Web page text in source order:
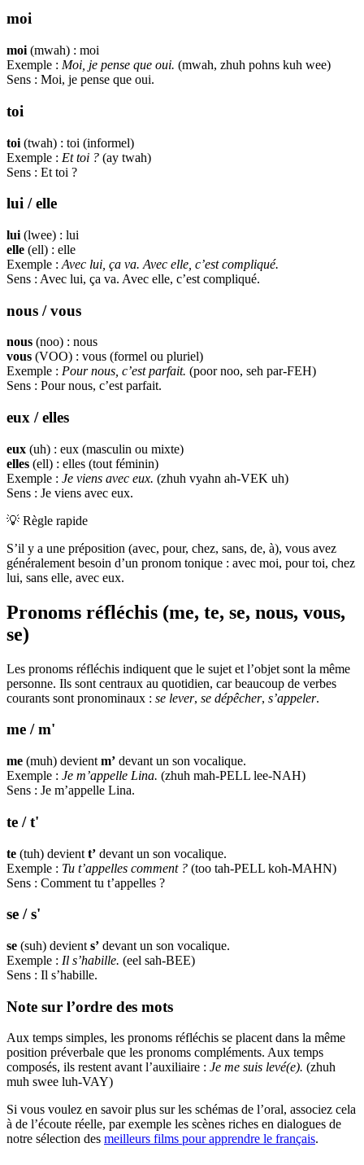
moi
moi (mwah) : moi
Exemple : Moi, je pense que oui. (mwah, zhuh pohns kuh wee)
Sens : Moi, je pense que oui.
toi
toi (twah) : toi (informel)
Exemple : Et toi ? (ay twah)
Sens : Et toi ?
lui / elle
lui (lwee) : lui
elle (ell) : elle
Exemple : Avec lui, ça va. Avec elle, c’est compliqué.
Sens : Avec lui, ça va. Avec elle, c’est compliqué.
nous / vous
nous (noo) : nous
vous (VOO) : vous (formel ou pluriel)
Exemple : Pour nous, c’est parfait. (poor noo, seh par-FEH)
Sens : Pour nous, c’est parfait.
eux / elles
eux (uh) : eux (masculin ou mixte)
elles (ell) : elles (tout féminin)
Exemple : Je viens avec eux. (zhuh vyahn ah-VEK uh)
Sens : Je viens avec eux.
💡 Règle rapide
S’il y a une préposition (avec, pour, chez, sans, de, à), vous avez
généralement besoin d’un pronom tonique : avec moi, pour toi, chez
lui, sans elle, avec eux.
Pronoms réfléchis (me, te, se, nous, vous,
se)
Les pronoms réfléchis indiquent que le sujet et l’objet sont la même
personne. Ils sont centraux au quotidien, car beaucoup de verbes
courants sont pronominaux : se lever, se dépêcher, s’appeler.
me / m'
me (muh) devient m’ devant un son vocalique.
Exemple : Je m’appelle Lina. (zhuh mah-PELL lee-NAH)
Sens : Je m’appelle Lina.
te / t'
te (tuh) devient t’ devant un son vocalique.
Exemple : Tu t’appelles comment ? (too tah-PELL koh-MAHN)
Sens : Comment tu t’appelles ?
se / s'
se (suh) devient s’ devant un son vocalique.
Exemple : Il s’habille. (eel sah-BEE)
Sens : Il s’habille.
Note sur l’ordre des mots
Aux temps simples, les pronoms réfléchis se placent dans la même
position préverbale que les pronoms compléments. Aux temps
composés, ils restent avant l’auxiliaire : Je me suis levé(e). (zhuh
muh swee luh-VAY)
Si vous voulez en savoir plus sur les schémas de l’oral, associez cela
à de l’écoute réelle, par exemple les scènes riches en dialogues de
notre sélection des meilleurs films pour apprendre le français.